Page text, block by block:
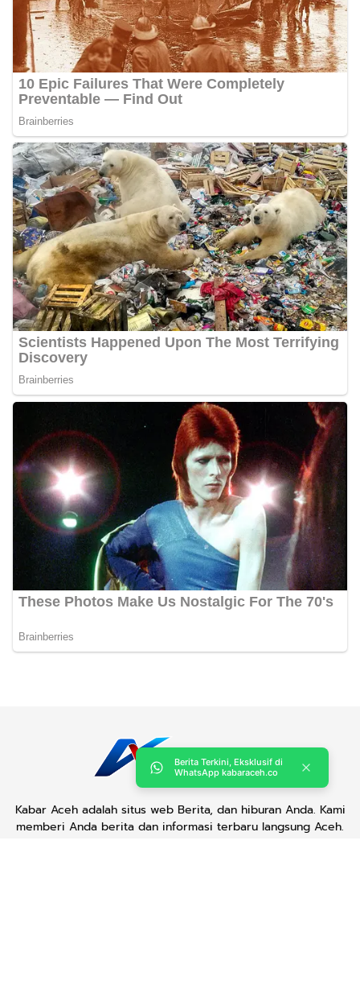
Kabar Aceh adalah situs web Berita, dan hiburan Anda. Kami
memberi Anda berita dan informasi terbaru langsung Aceh.
Berita Terkini, Eksklusif di
WhatsApp kabaraceh.co